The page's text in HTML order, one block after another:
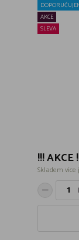
AKCE
SLEVA
!!! AKCE
Skladem